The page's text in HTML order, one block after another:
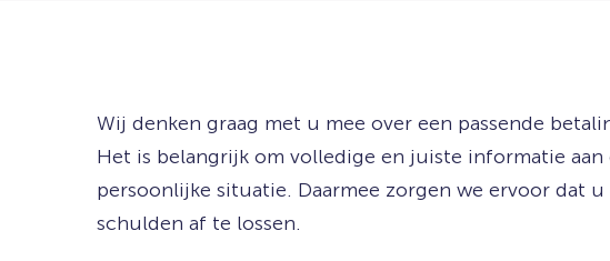
Wij denken graag met u mee over een passende
Het is belangrijk om volledige en juiste informatie
persoonlijke situatie. Daarmee zorgen we ervoor dat
schulden af te lossen.